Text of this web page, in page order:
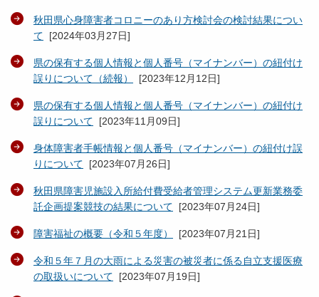
秋田県心身障害者コロニーのあり方検討会の検討結果につい
て [2024年03月27日]
県の保有する個人情報と個人番号（マイナンバー）の紐付け
誤りについて（続報）
[2023年12月12日]
県の保有する個人情報と個人番号（マイナンバー）の紐付け
誤りについて [2023年11月09日]
身体障害者手帳情報と個人番号（マイナンバー）の紐付け誤
りについて [2023年07月26日]
秋田県障害児施設入所給付費受給者管理システム更新業務委
託企画提案競技の結果について [2023年07月24日]
障害福祉の概要（令和５年度） [2023年07月21日]
令和５年７月の大雨による災害の被災者に係る自立支援医療
の取扱いについて [2023年07月19日]